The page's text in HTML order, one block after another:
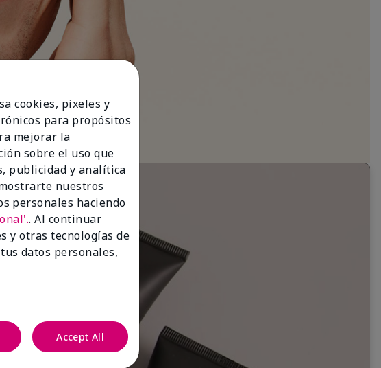
cookies, pixeles y
para propósitos
mejorar la
sobre el uso que
publicidad y analítica
nuestros
personales haciendo
. Al continuar
y otras tecnologías de
datos personales,
Accept All